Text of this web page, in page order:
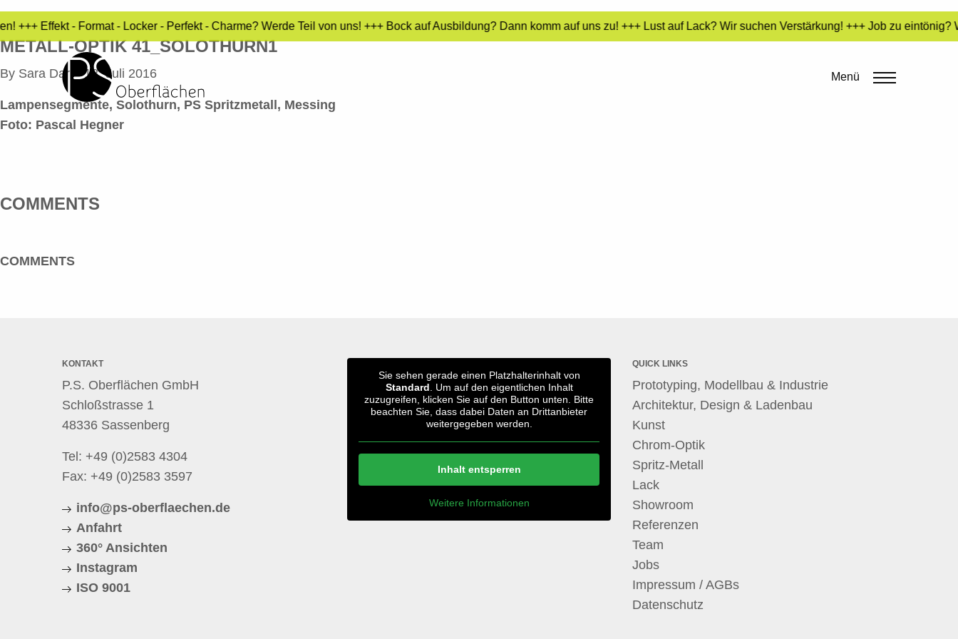
Effekt - Format - Locker - Perfekt - Charme? Werde Teil von uns! +++ Bock auf Ausbildung? Dann komm auf uns zu! +++ Lust auf Lack? Wir suchen Verstärkung! +++ Job zu
Menü
METALL-OPTIK 41_SOLOTHURN1
By Sara Dari•18. Juli 2016
Lampensegmente, Solothurn, PS Spritzmetall, Messing
Foto: Pascal Hegner
COMMENTS
COMMENTS
KONTAKT
P.S. Oberflächen GmbH
Schloßstrasse 1
48336 Sassenberg
Tel: +49 (0)2583 4304
Fax: +49 (0)2583 3597
info@ps-oberflaechen.de
Anfahrt
360° Ansichten
Instagram
ISO 9001
Sie sehen gerade einen Platzhalterinhalt von
Standard . Um auf den eigentlichen Inhalt
zuzugreifen, klicken Sie auf den Button unten. Bitte
beachten Sie, dass dabei Daten an Drittanbieter
weitergegeben werden.
Inhalt entsperren
Weitere Informationen
QUICK LINKS
Prototyping, Modellbau & Industrie
Architektur, Design & Ladenbau
Kunst
Chrom-Optik
Spritz-Metall
Lack
Showroom
Referenzen
Team
Jobs
Impressum / AGBs
Datenschutz